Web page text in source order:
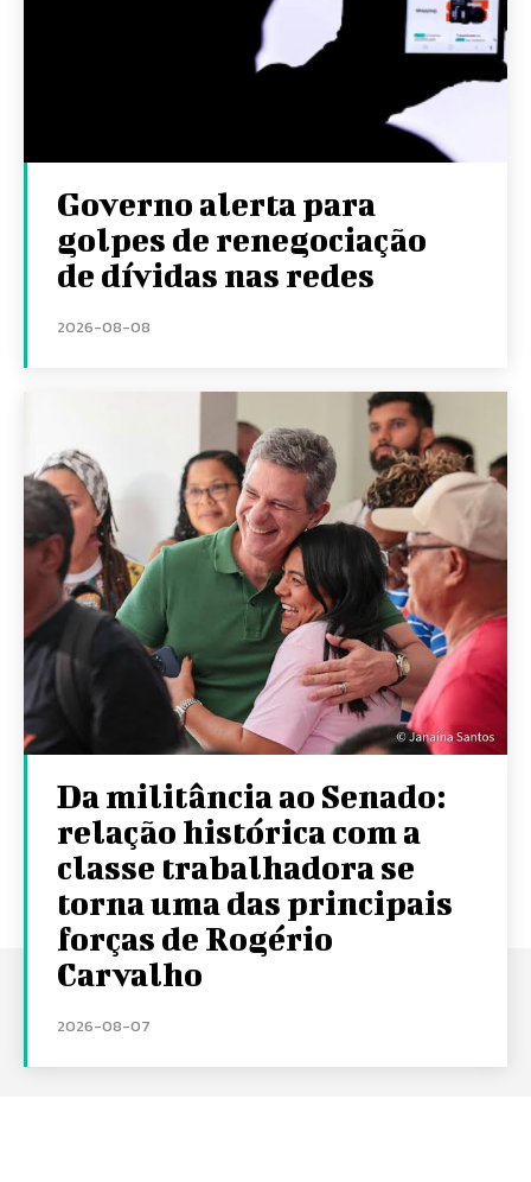
Governo alerta para
golpes de renegociação
de dívidas nas redes
2026-08-08
Da militância ao Senado:
relação histórica com a
classe trabalhadora se
torna uma das principais
forças de Rogério
Carvalho
2026-08-07